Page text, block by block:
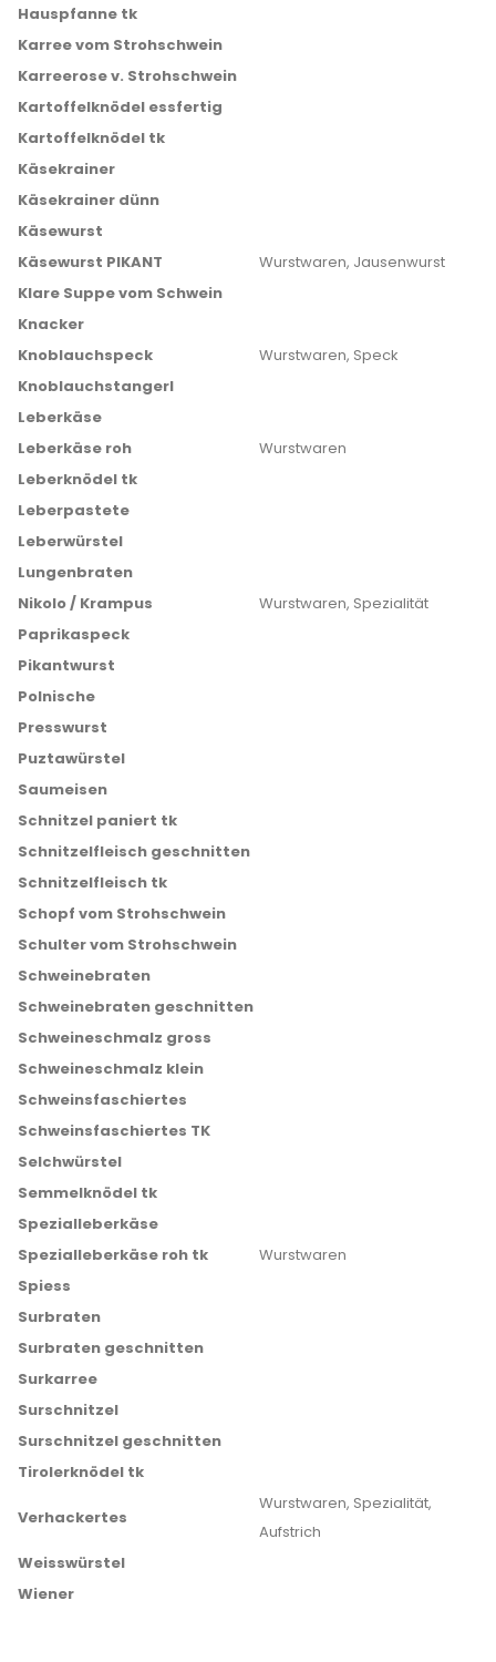
Hauspfanne tk
Karree vom Strohschwein
Karreerose v. Strohschwein
Kartoffelknödel essfertig
Kartoffelknödel tk
Käsekrainer
Käsekrainer dünn
Käsewurst
Käsewurst PIKANT
Wurstwaren, Jausenwurst
Klare Suppe vom Schwein
Knacker
Knoblauchspeck
Wurstwaren, Speck
Knoblauchstangerl
Leberkäse
Leberkäse roh
Wurstwaren
Leberknödel tk
Leberpastete
Leberwürstel
Lungenbraten
Nikolo / Krampus
Wurstwaren, Spezialität
Paprikaspeck
Pikantwurst
Polnische
Presswurst
Puztawürstel
Saumeisen
Schnitzel paniert tk
Schnitzelfleisch geschnitten
Schnitzelfleisch tk
Schopf vom Strohschwein
Schulter vom Strohschwein
Schweinebraten
Schweinebraten geschnitten
Schweineschmalz gross
Schweineschmalz klein
Schweinsfaschiertes
Schweinsfaschiertes TK
Selchwürstel
Semmelknödel tk
Spezialleberkäse
Spezialleberkäse roh tk
Wurstwaren
Spiess
Surbraten
Surbraten geschnitten
Surkarree
Surschnitzel
Surschnitzel geschnitten
Tirolerknödel tk
Verhackertes
Wurstwaren, Spezialität,
Aufstrich
Weisswürstel
Wiener